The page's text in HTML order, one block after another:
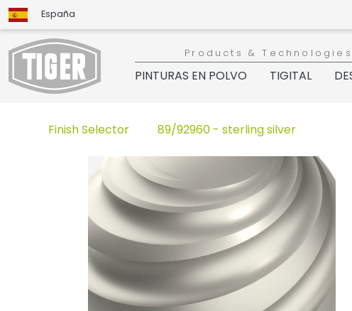
España
Products & Technologies
PINTURAS EN POLVO TIGITAL
Finish Selector 89/92960 - sterling silver